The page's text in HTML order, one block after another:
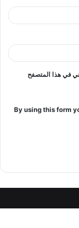
في هذا المتصفح
By using this form